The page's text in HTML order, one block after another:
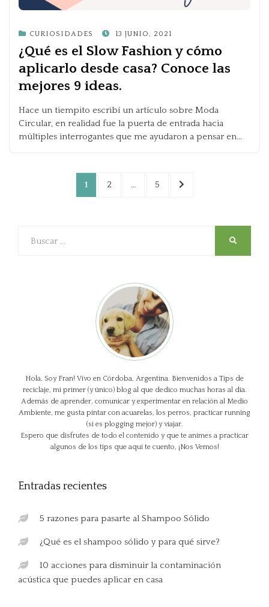
CURIOSIDADES
POSTED
13 JUNIO, 2021
¿Qué es el Slow Fashion y cómo
aplicarlo desde casa? Conoce las
mejores 9 ideas.
Hace un tiempito escribí un artículo sobre Moda
Circular, en realidad fue la puerta de entrada hacia
múltiples interrogantes que me ayudaron a pensar en…
pagination
PAGE
1 PAGE
2 … PAGE
5
NEXT
Hola, Soy Fran! Vivo en Córdoba, Argentina. Bienvenidos a Tips de
reciclaje, mi primer (y único) blog al que dedico muchas horas al día.
Además de aprender, comunicar y experimentar en relación al Medio
Ambiente, me gusta pintar con acuarelas, los perros, practicar running
(si es plogging mejor) y viajar.
Espero que disfrutes de todo el contenido y que te animes a practicar
algunos de los tips que aquí te cuento, ¡Nos Vemos!
Entradas recientes
5 razones para pasarte al Shampoo Sólido
¿Qué es el shampoo sólido y para qué sirve?
10 acciones para disminuir la contaminación
acústica que puedes aplicar en casa